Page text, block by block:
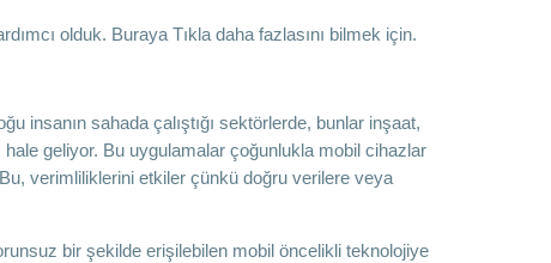
olduk. Buraya Tıkla daha fazlasını bilmek için.
insanın sahada çalıştığı sektörlerde, bunlar inşaat,
geliyor. Bu uygulamalar çoğunlukla mobil cihazlar
verimliliklerini etkiler çünkü doğru verilere veya
bir şekilde erişilebilen mobil öncelikli teknolojiye